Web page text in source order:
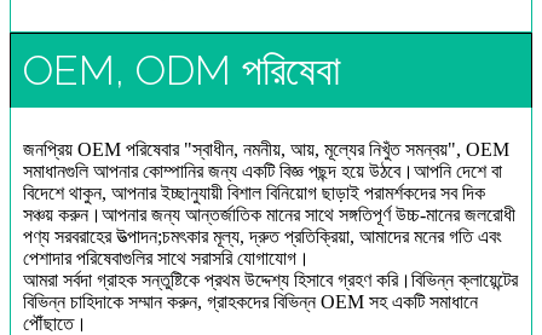
OEM, ODM পরিষেবা
জনপ্রিয় OEM পরিষেবার "স্বাধীন, নমনীয়, আয়, মূল্যের নিখুঁত সমন্বয়", OEM
সমাধানগুলি আপনার কোম্পানির জন্য একটি বিজ্ঞ পছন্দ হয়ে উঠবে।আপনি দেশে বা
বিদেশে থাকুন, আপনার ইচ্ছানুযায়ী বিশাল বিনিয়োগ ছাড়াই পরামর্শকদের সব দিক
সঞ্চয় করুন।আপনার জন্য আন্তর্জাতিক মানের সাথে সঙ্গতিপূর্ণ উচ্চ-মানের জলরোধী
পণ্য সরবরাহের উত্পাদন;চমৎকার মূল্য, দ্রুত প্রতিক্রিয়া, আমাদের মনের গতি এবং
পেশাদার পরিষেবাগুলির সাথে সরাসরি যোগাযোগ।
আমরা সর্বদা গ্রাহক সন্তুষ্টিকে প্রথম উদ্দেশ্য হিসাবে গ্রহণ করি।বিভিন্ন ক্লায়েন্টের
বিভিন্ন চাহিদাকে সম্মান করুন, গ্রাহকদের বিভিন্ন OEM সহ একটি সমাধানে
পৌঁছাতে।